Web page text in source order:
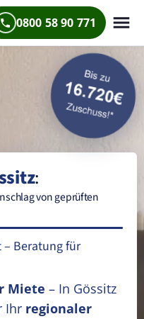
0800 58 90 771
:
von geprüften
Beratung für
Miete – In Gössitz
Ihr regionaler